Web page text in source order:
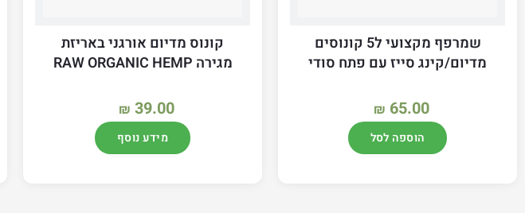
שמרפף מקצועי ל5 קונוסים
מדיום/קינג סייז עם פתח סודי
₪ 65.00
הוספה לסל
קונוס מדיום אורגני באריזת
מגירה RAW ORGANIC HEMP
₪ 39.00
מידע נוסף